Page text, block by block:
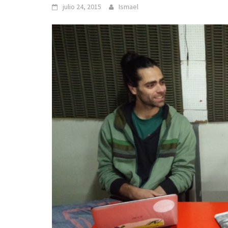
julio 24, 2015 Ismael